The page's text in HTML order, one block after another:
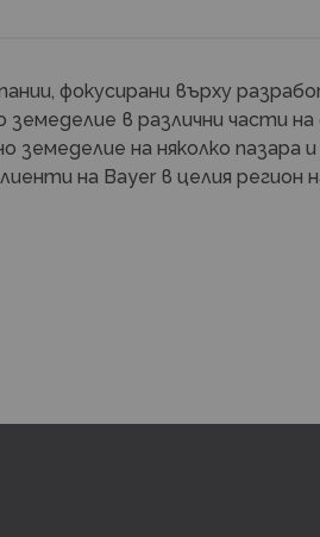
фокусирани върху
в различни части
земеделие на няколко пазара и
на Bayer в целия регион